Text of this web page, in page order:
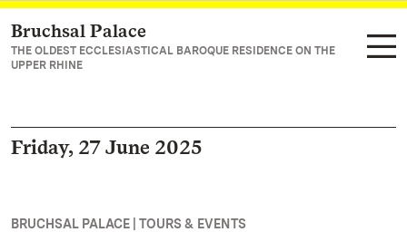
Navigate to main page
Bruchsal Palace
THE OLDEST ECCLESIASTICAL BAROQUE RESIDENCE ON THE
UPPER RHINE
Friday, 27 June 2025
BRUCHSAL PALACE | TOURS & EVENTS